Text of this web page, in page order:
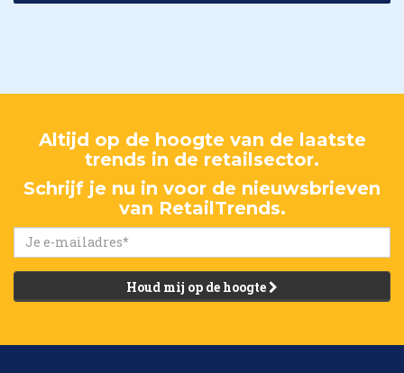
Altijd op de hoogte van de laatste
trends in de retailsector.
Schrijf je nu in voor de nieuwsbrieven
van RetailTrends.
Houd mij op de hoogte